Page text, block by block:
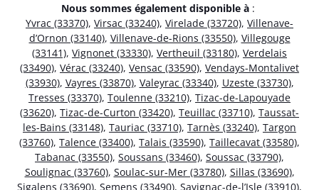
Nous sommes également disponible à :
Yvrac (33370), Virsac (33240), Virelade (33720), Villenave-
d’Ornon (33140), Villenave-de-Rions (33550), Villegouge
(33141), Vignonet (33330), Vertheuil (33180), Verdelais
(33490), Vérac (33240), Vensac (33590), Vendays-Montalivet
(33930), Vayres (33870), Valeyrac (33340), Uzeste (33730),
Tresses (33370), Toulenne (33210), Tizac-de-Lapouyade
(33620), Tizac-de-Curton (33420), Teuillac (33710), Taussat-
les-Bains (33148), Tauriac (33710), Tarnès (33240), Targon
(33760), Talence (33400), Talais (33590), Taillecavat (33580),
Tabanac (33550), Soussans (33460), Soussac (33790),
Soulignac (33760), Soulac-sur-Mer (33780), Sillas (33690),
Sigalens (33690), Semens (33490), Savignac-de-l’Isle (33910),